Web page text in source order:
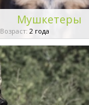
Мушкетеры
Возраст: 2 года